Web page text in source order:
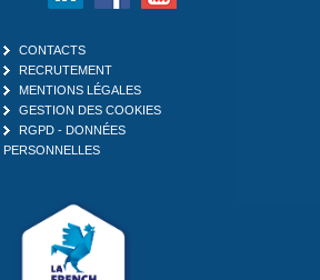
CONTACTS
RECRUTEMENT
MENTIONS LÉGALES
GESTION DES COOKIES
RGPD - DONNÉES
PERSONNELLES